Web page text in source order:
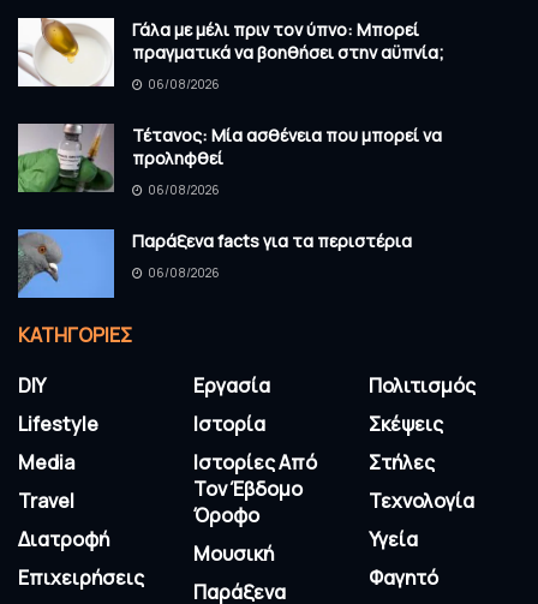
Γάλα με μέλι πριν τον ύπνο: Μπορεί
πραγματικά να βοηθήσει στην αϋπνία;
06/08/2026
Τέτανος: Μία ασθένεια που μπορεί να
προληφθεί
06/08/2026
Παράξενα facts για τα περιστέρια
06/08/2026
KΑΤΗΓΟΡΊΕΣ
DIY
Lifestyle
Media
Travel
Διατροφή
Επιχειρήσεις
Εργασία
Ιστορία
Ιστορίες Από
Τον Έβδομο
Όροφο
Μουσική
Παράξενα
Πολιτισμός
Σκέψεις
Στήλες
Τεχνολογία
Υγεία
Φαγητό